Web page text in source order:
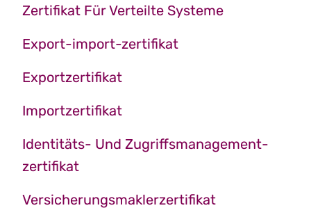
Zertifikat Für Verteilte Systeme
Export-import-zertifikat
Exportzertifikat
Importzertifikat
Identitäts- Und Zugriffsmanagement-
zertifikat
Versicherungsmaklerzertifikat